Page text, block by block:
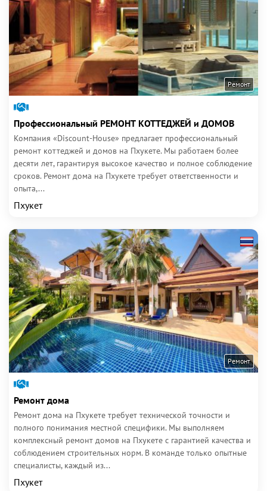
Ремонт
Профессиональный РЕМОНТ КОТТЕДЖЕЙ и ДОМОВ
Компания «Discount-House» предлагает профессиональный
ремонт коттеджей и домов на Пхукете. Мы работаем более
десяти лет, гарантируя высокое качество и полное соблюдение
сроков. Ремонт дома на Пхукете требует ответственности и
опыта,...
Пхукет
Ремонт
Ремонт дома
Ремонт дома на Пхукете требует технической точности и
полного понимания местной специфики. Мы выполняем
комплексный ремонт домов на Пхукете с гарантией качества и
соблюдением строительных норм. В команде только опытные
специалисты, каждый из...
Пхукет